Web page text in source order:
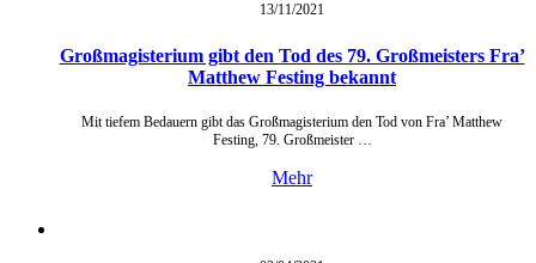
13/11/2021
Großmagisterium gibt den Tod des 79. Großmeisters Fra’
Matthew Festing bekannt
Mit tiefem Bedauern gibt das Großmagisterium den Tod von Fra’ Matthew
Festing, 79. Großmeister …
Mehr